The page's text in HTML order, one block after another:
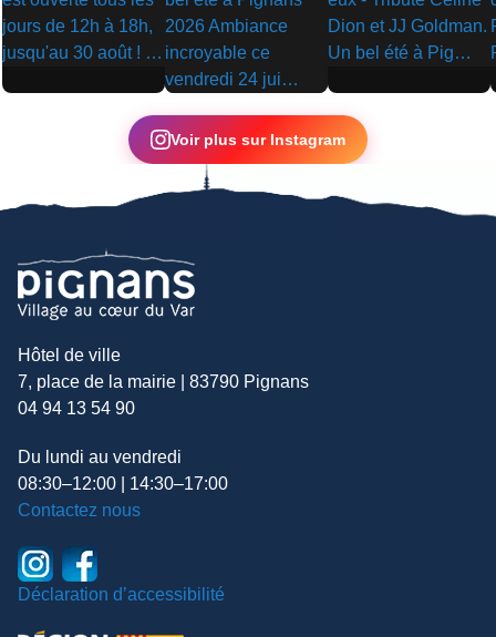
▶
▶
▶
Voir plus sur Instagram
Hôtel de ville
7, place de la mairie | 83790 Pignans
04 94 13 54 90
Du lundi au vendredi
08:30–12:00 | 14:30–17:00
Contactez nous
Déclaration d’accessibilité